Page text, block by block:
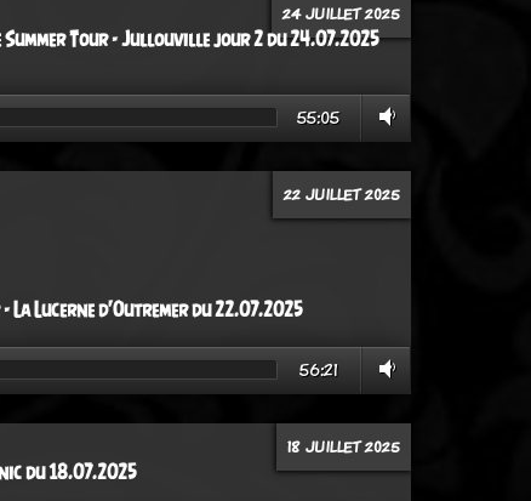
24 JUILLET 2025
Summer Tour - Jullouville jour 2 du 24.07.2025
55:05
22 JUILLET 2025
La Lucerne d'Outremer du 22.07.2025
56:21
18 JUILLET 2025
du 18.07.2025